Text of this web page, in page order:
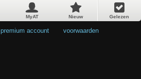
MyAT Nieuw Gelezen
premium account voorwaarden